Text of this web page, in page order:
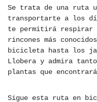
Se trata de una ruta
transportarte a los
te permitirá respirar
rincones más
bicicleta hasta los
Llobera y admira
plantas que
Sigue esta ruta en